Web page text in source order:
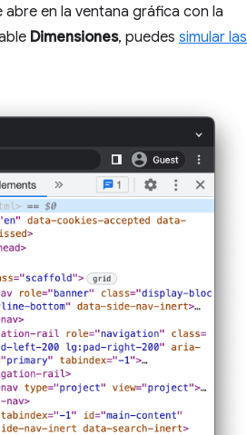
en la ventana gráfica con la
Dimensiones, puedes simular las